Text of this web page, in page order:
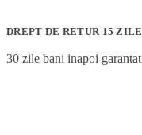
DREPT DE RETUR 15 ZILE
30 zile bani inapoi garantat